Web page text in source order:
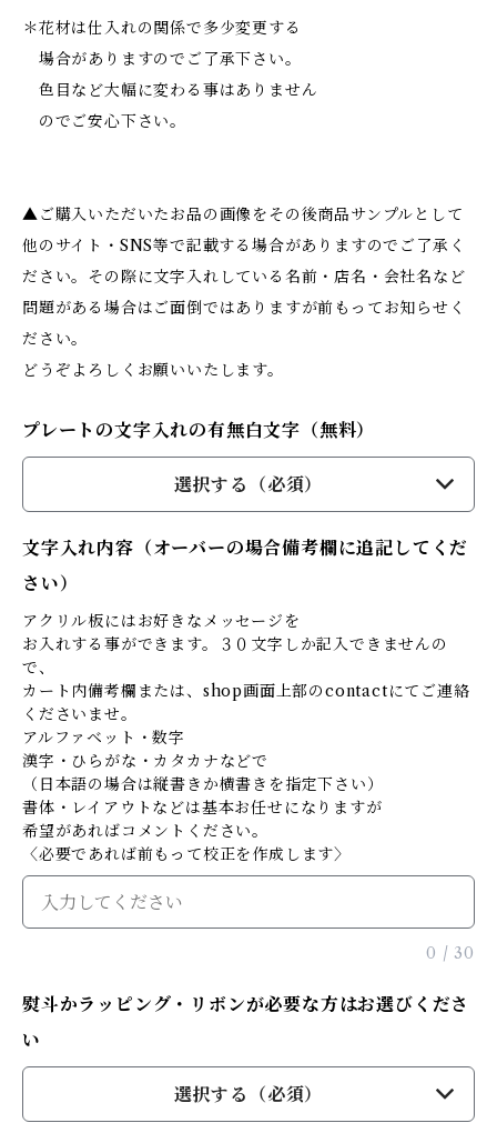
＊花材は仕入れの関係で多少変更する
場合がありますのでご了承下さい。
色目など大幅に変わる事はありません
のでご安心下さい。
▲ご購入いただいたお品の画像をその後商品サンプルとして
他のサイト・SNS等で記載する場合がありますのでご了承く
ださい。その際に文字入れしている名前・店名・会社名など
問題がある場合はご面倒ではありますが前もってお知らせく
ださい。
どうぞよろしくお願いいたします。
プレートの文字入れの有無白文字（無料）
選択する（必須）
文字入れ内容（オーバーの場合備考欄に追記してくだ
さい）
アクリル板にはお好きなメッセージを
お入れする事ができます。３０文字しか記入できませんの
で、
カート内備考欄または、shop画面上部のcontactにてご連絡
くださいませ。
アルファベット・数字
漢字・ひらがな・カタカナなどで
（日本語の場合は縦書きか横書きを指定下さい）
書体・レイアウトなどは基本お任せになりますが
希望があればコメントください。
〈必要であれば前もって校正を作成します〉
0 / 30
熨斗かラッピング・リボンが必要な方はお選びくださ
い
選択する（必須）